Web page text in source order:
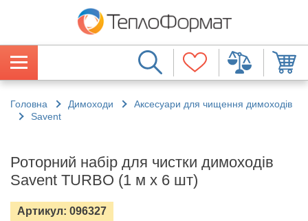
Головна Димоходи
Аксесуари для чищення димоходів
Savent
Роторний набір для чистки димоходів
Savent TURBO (1 м х 6 шт)
Артикул: 096327